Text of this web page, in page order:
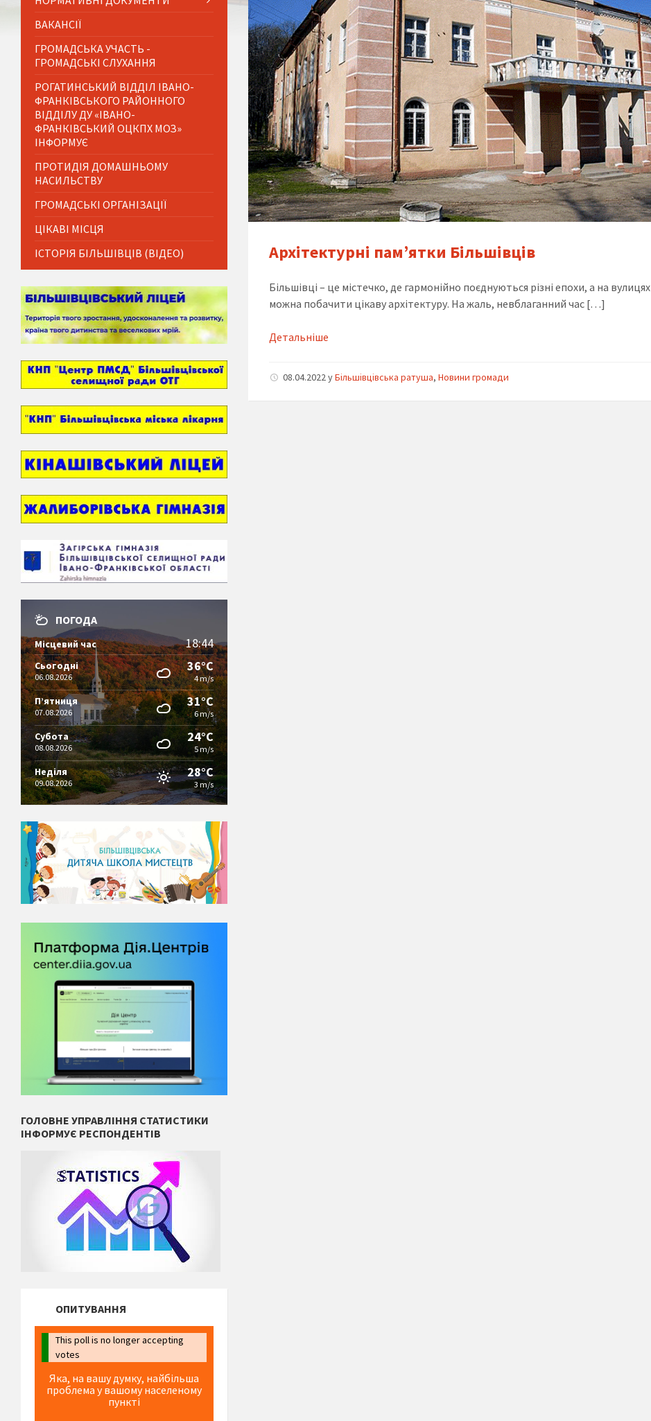
Архітектурні пам’ятки Більшівців
Більшівці – це містечко, де гармонійно поєднуються різні епохи, а на вулицях
можна побачити цікаву архітектуру. На жаль, невблаганний час […]
Детальніше
08.04.2022yБільшівцівська ратуша,Новини громади
ВАКАНСІЇ
ГРОМАДСЬКА УЧАСТЬ -
ГРОМАДСЬКІ СЛУХАННЯ
РОГАТИНСЬКИЙ ВІДДІЛ ІВАНО-
ФРАНКІВСЬКОГО РАЙОННОГО
ВІДДІЛУ ДУ «ІВАНО-
ФРАНКІВСЬКИЙ ОЦКПХ МОЗ»
ІНФОРМУЄ
ПРОТИДІЯ ДОМАШНЬОМУ
НАСИЛЬСТВУ
ГРОМАДСЬКІ ОРГАНІЗАЦІЇ
ЦІКАВІ МІСЦЯ
ІСТОРІЯ БІЛЬШІВЦІВ (ВІДЕО)
ПОГОДА
Місцевий час 18:44
Сьогодні
06.08.2026
36°C
4 m/s
П’ятниця
07.08.2026
31°C
6 m/s
Субота
08.08.2026
24°C
5 m/s
Неділя
09.08.2026
28°C
3 m/s
ГОЛОВНЕ УПРАВЛІННЯ СТАТИСТИКИ
ІНФОРМУЄ РЕСПОНДЕНТІВ
ОПИТУВАННЯ
This poll is no longer accepting
votes
Яка, на вашу думку, найбільша
проблема у вашому населеному
пункті